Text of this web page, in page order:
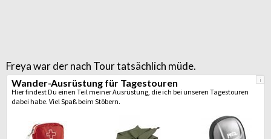
Freya war der nach Tour tatsächlich müde.
i
Wander-Ausrüstung für Tagestouren
Hier findest Du einen Teil meiner Ausrüstung, die ich bei unseren Tagestouren
dabei habe. Viel Spaß beim Stöbern.